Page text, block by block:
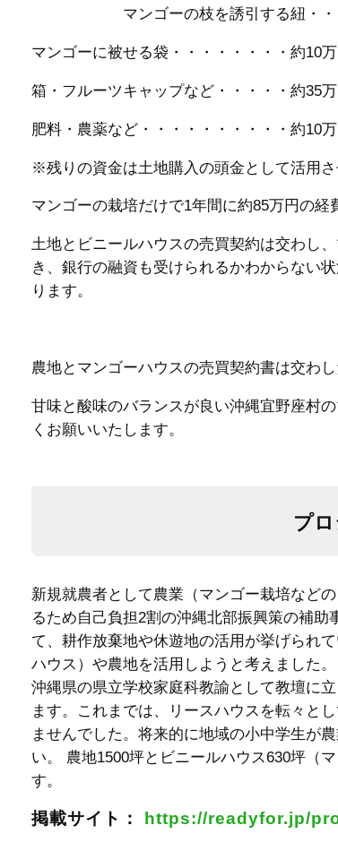
マンゴーの枝を誘引する紐・・・
マンゴーに被せる袋・・・・・・・・約10万
箱・フルーツキャップなど・・・・・約35万
肥料・農薬など・・・・・・・・・・約10万
※残りの資金は土地購入の頭金として活用さ
マンゴーの栽培だけで1年間に約85万円の経
土地とビニールハウスの売買契約は交わし
き、銀行の融資も受けられるかわからない
ります。
農地とマンゴーハウスの売買契約書は交わ
甘味と酸味のバランスが良い沖縄宜野座村
くお願いいたします。
プ
新規就農者として農業（マンゴー栽培など
るため自己負担2割の沖縄北部振興策の補
て、耕作放棄地や休遊地の活用が挙げられ
ハウス）や農地を活用しようと考えました
沖縄県の県立学校家庭科教諭として教壇に
ます。これまでは、リースハウスを転々と
ませんでした。将来的に地域の小中学生が
い。 農地1500坪とビニールハウス630坪（
す。
掲載サイト： https://readyfor.jp/